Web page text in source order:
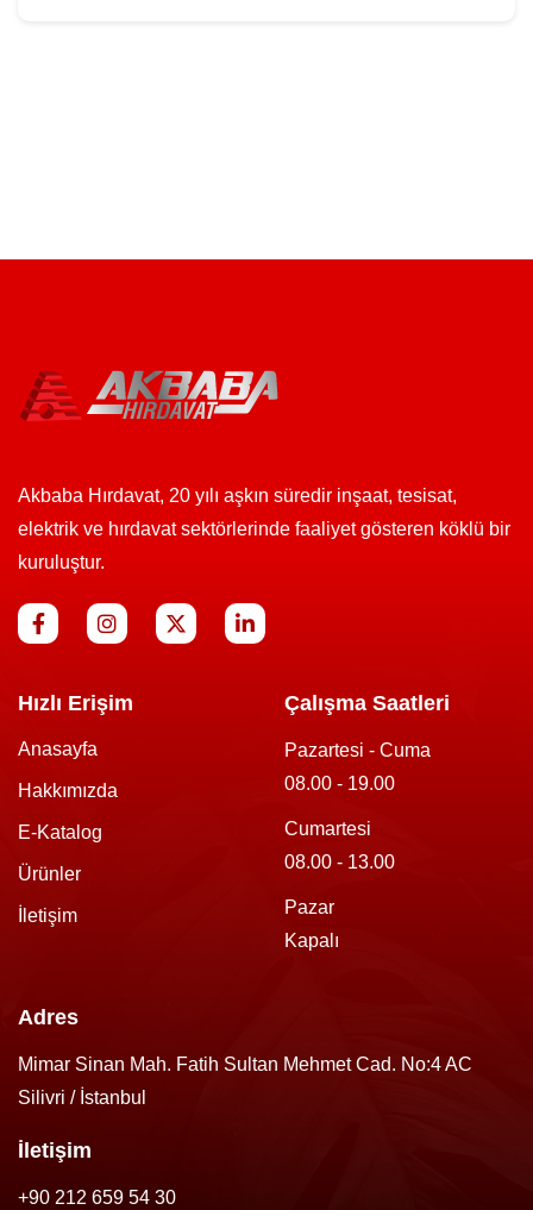
Akbaba Hırdavat, 20 yılı aşkın süredir inşaat, tesisat,
elektrik ve hırdavat sektörlerinde faaliyet gösteren köklü bir
kuruluştur.
Hızlı Erişim
Anasayfa
Hakkımızda
E-Katalog
Ürünler
İletişim
Çalışma Saatleri
Pazartesi - Cuma
08.00 - 19.00
Cumartesi
08.00 - 13.00
Pazar
Kapalı
Adres
Mimar Sinan Mah. Fatih Sultan Mehmet Cad. No:4 AC
Silivri / İstanbul
İletişim
+90 212 659 54 30